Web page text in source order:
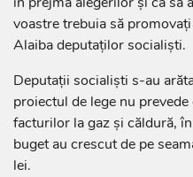
voastre trebuia să
Alaiba deputaților socialiști.
Deputații socialiști s-au
proiectul de lege nu
facturilor la gaz și căldură,
buget au crescut de pe
lei.